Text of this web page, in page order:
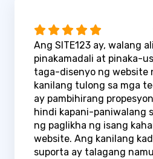
Ang SITE123 ay, walang
pinakamadali at pinaka-
taga-disenyo ng website
kanilang tulong sa mga
ay pambihirang
hindi kapani-paniwalang
ng paglikha ng isang
website. Ang kanilang
suporta ay talagang